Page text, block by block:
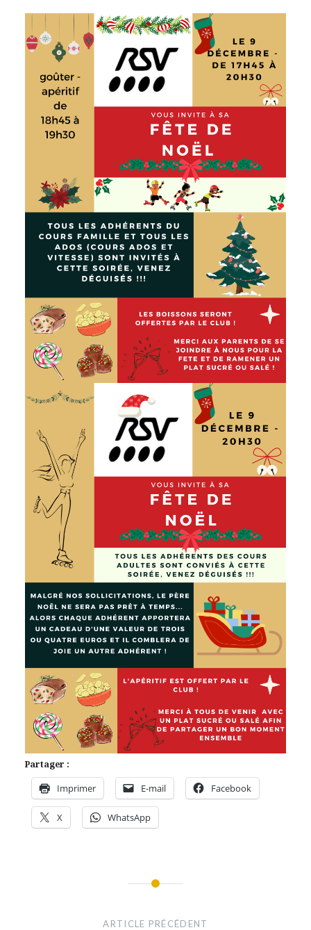
Partager :
Imprimer E-mail Facebook
X WhatsApp
ARTICLE PRÉCÉDENT